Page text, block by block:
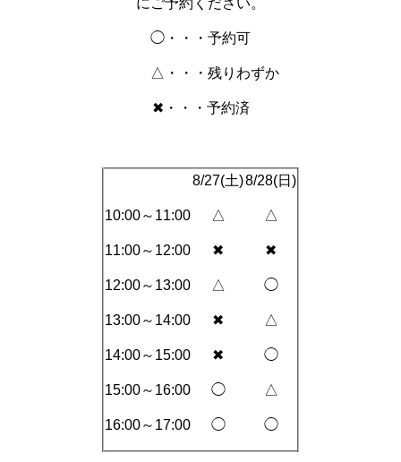
にご予約ください。
◯・・・予約可
△・・・残りわずか
✖・・・予約済
10:00～11:00
11:00～12:00
12:00～13:00
13:00～14:00
14:00～15:00
15:00～16:00
16:00～17:00
8/27(土)
△
✖
△
✖
✖
◯
◯
8/28(日)
△
✖
◯
△
◯
△
◯